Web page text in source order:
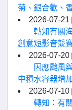
菊、銀合歡、
2026-07-21
轉知有關
創意短影音競
2026-07-20
因應颱風
中積水容器增
2026-07-10
轉知：有